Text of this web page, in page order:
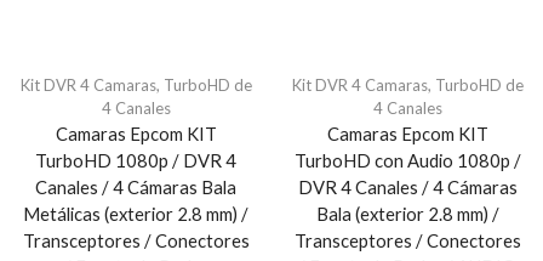
Kit DVR 4 Camaras, TurboHD de
4 Canales
Camaras Epcom KIT
TurboHD 1080p / DVR 4
Canales / 4 Cámaras Bala
Metálicas (exterior 2.8 mm) /
Transceptores / Conectores
Kit DVR 4 Camaras, TurboHD de
4 Canales
Camaras Epcom KIT
TurboHD con Audio 1080p /
DVR 4 Canales / 4 Cámaras
Bala (exterior 2.8 mm) /
Transceptores / Conectores